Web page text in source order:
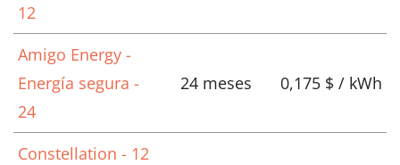
12
Amigo Energy -
Energía segura -
24
24 meses 0,175 $ / kWh
Constellation - 12